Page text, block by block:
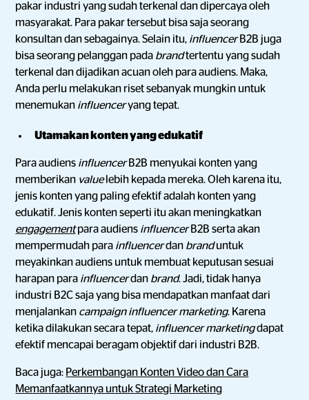
pakar industri yang sudah terkenal dan dipercaya oleh
masyarakat. Para pakar tersebut bisa saja seorang
konsultan dan sebagainya. Selain itu, influencerB2B juga
bisa seorang pelanggan pada brandtertentu yang sudah
terkenal dan dijadikan acuan oleh para audiens. Maka,
Anda perlu melakukan riset sebanyak mungkin untuk
menemukan influenceryang tepat.
Utamakan konten yang edukatif
Para audiens influencerB2B menyukai konten yang
memberikan valuelebih kepada mereka. Oleh karena itu,
jenis konten yang paling efektif adalah konten yang
edukatif. Jenis konten seperti itu akan meningkatkan
engagementpara audiens influencerB2B serta akan
mempermudah para influencerdan branduntuk
meyakinkan audiens untuk membuat keputusan sesuai
harapan para influencerdan brand. Jadi, tidak hanya
industri B2C saja yang bisa mendapatkan manfaat dari
menjalankan campaign influencer marketing. Karena
ketika dilakukan secara tepat, influencer marketingdapat
efektif mencapai beragam objektif dari industri B2B.
Baca juga: Perkembangan Konten Video dan Cara
Memanfaatkannya untuk Strategi Marketing